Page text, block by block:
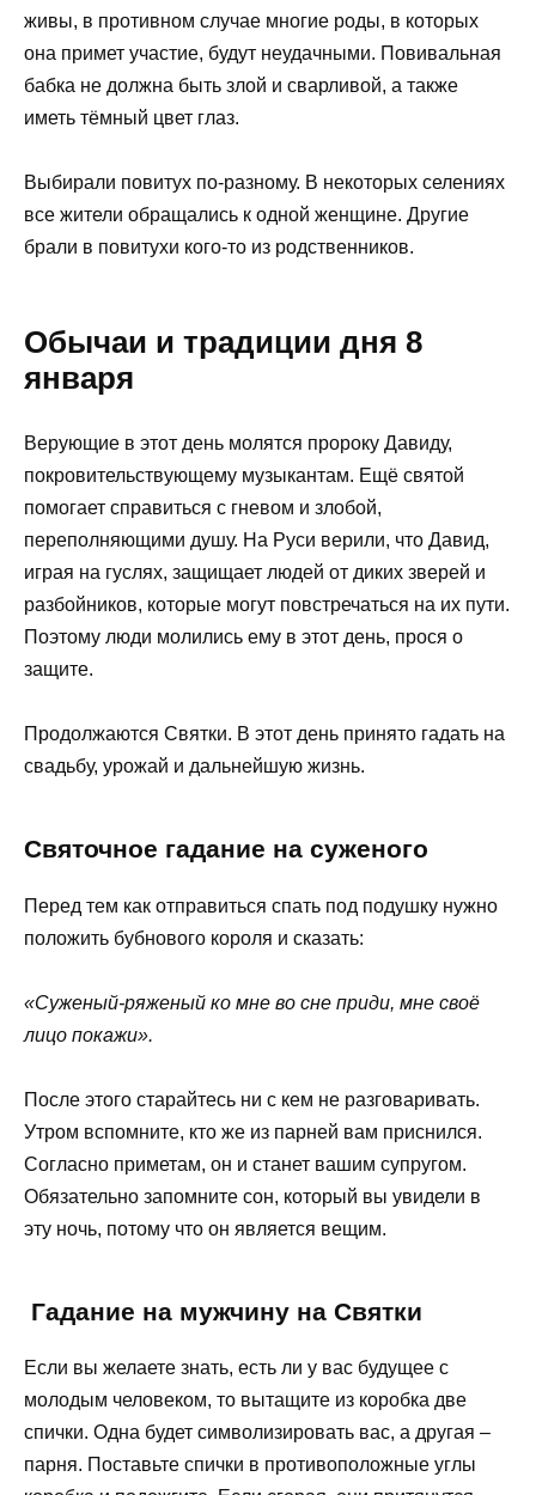
живы, в противном случае многие роды, в которых
она примет участие, будут неудачными. Повивальная
бабка не должна быть злой и сварливой, а также
иметь тёмный цвет глаз.
Выбирали повитух по-разному. В некоторых селениях
все жители обращались к одной женщине. Другие
брали в повитухи кого-то из родственников.
Обычаи и традиции дня 8
января
Верующие в этот день молятся пророку Давиду,
покровительствующему музыкантам. Ещё святой
помогает справиться с гневом и злобой,
переполняющими душу. На Руси верили, что Давид,
играя на гуслях, защищает людей от диких зверей и
разбойников, которые могут повстречаться на их пути.
Поэтому люди молились ему в этот день, прося о
защите.
Продолжаются Святки. В этот день принято гадать на
свадьбу, урожай и дальнейшую жизнь.
Святочное гадание на суженого
Перед тем как отправиться спать под подушку нужно
положить бубнового короля и сказать:
«Суженый-ряженый ко мне во сне приди, мне своё
лицо покажи».
После этого старайтесь ни с кем не разговаривать.
Утром вспомните, кто же из парней вам приснился.
Согласно приметам, он и станет вашим супругом.
Обязательно запомните сон, который вы увидели в
эту ночь, потому что он является вещим.
Гадание на мужчину на Святки
Если вы желаете знать, есть ли у вас будущее с
молодым человеком, то вытащите из коробка две
спички. Одна будет символизировать вас, а другая –
парня. Поставьте спички в противоположные углы